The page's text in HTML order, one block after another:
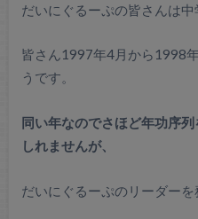
だいにぐるーぷの皆さんは中
皆さん1997年4月から1998
うです。
同い年なのでさほど年功序
しれませんが、
だいにぐるーぷのリーダー